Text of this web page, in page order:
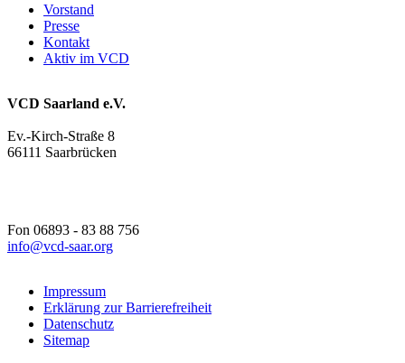
Vorstand
Presse
Kontakt
Aktiv im VCD
VCD Saarland e.V.
Ev.-Kirch-Straße 8
66111 Saarbrücken
Fon 06893 - 83 88 756
info@vcd-saar.org
Impressum
Erklärung zur Barrierefreiheit
Datenschutz
Sitemap